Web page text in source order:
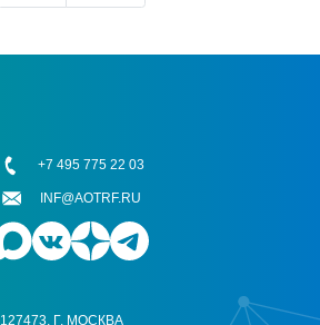
127473, Г. МОСКВА
+7 495 775 22 03
INF@AOTRF.RU